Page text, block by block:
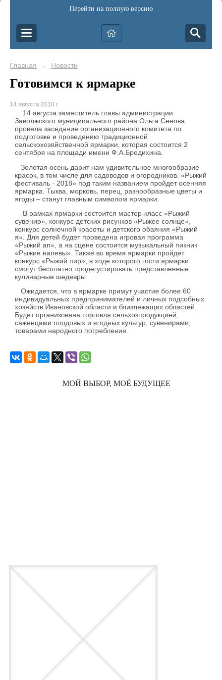
Перейти на полную версию
Главная → Новости
Готовимся к ярмарке
14 августа 2018 г.
14 августа заместитель главы администрации
Заволжского муниципального района Ольга Сенова
провела заседание организационного комитета по
подготовке и проведению традиционной
сельскохозяйственной ярмарки, которая состоится 2
сентября на площади имени Ф.А.Бредихина.
Золотая осень дарит нам удивительное многообразие
красок, в том числе для садоводов и огородников. «Рыжий
фестиваль - 2018» под таким названием пройдет осенняя
ярмарка. Тыква, морковь, перец, разнообразные цветы и
ягоды – станут главным символом ярмарки.
В рамках ярмарки состоится мастер-класс «Рыжий
сувенир», конкурс детских рисунков «Рыжее солнце»,
конкурс солнечной красоты и детского обаяния «Рыжий
я». Для детей будет проведена игровая программа
«Рыжий ап», а на сцене состоится музыкальный пикник
«Рыжие напевы». Также во время ярмарки пройдет
конкурс «Рыжий пир», в ходе которого гости ярмарки
смогут бесплатно продегустировать представленные
кулинарные шедевры.
Ожидается, что в ярмарке примут участие более 60
индивидуальных предпринимателей и личных подсобных
хозяйств Ивановской области и близлежащих областей.
Будет организована торговля сельхозпродукцией,
саженцами плодовых и ягодных культур, сувенирами,
товарами народного потребления.
МОЙ ВЫБОР, МОЁ БУДУЩЕЕ